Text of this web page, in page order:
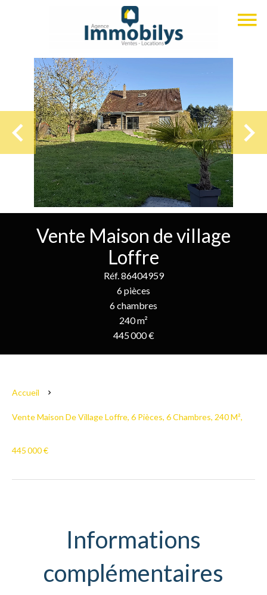
Vente Maison de village
Loffre
Réf. 86404959
6 pièces
6 chambres
240 m²
445 000 €
Accueil
Vente Maison De Village Loffre, 6 Pièces, 6 Chambres, 240 M²,
445 000 €
Informations
complémentaires